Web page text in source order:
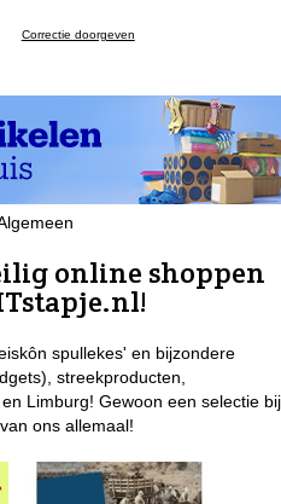
Correctie doorgeven
online shoppen
spullekes' en bijzondere
streekproducten,
Limburg! Gewoon een selectie bij
van ons allemaal!